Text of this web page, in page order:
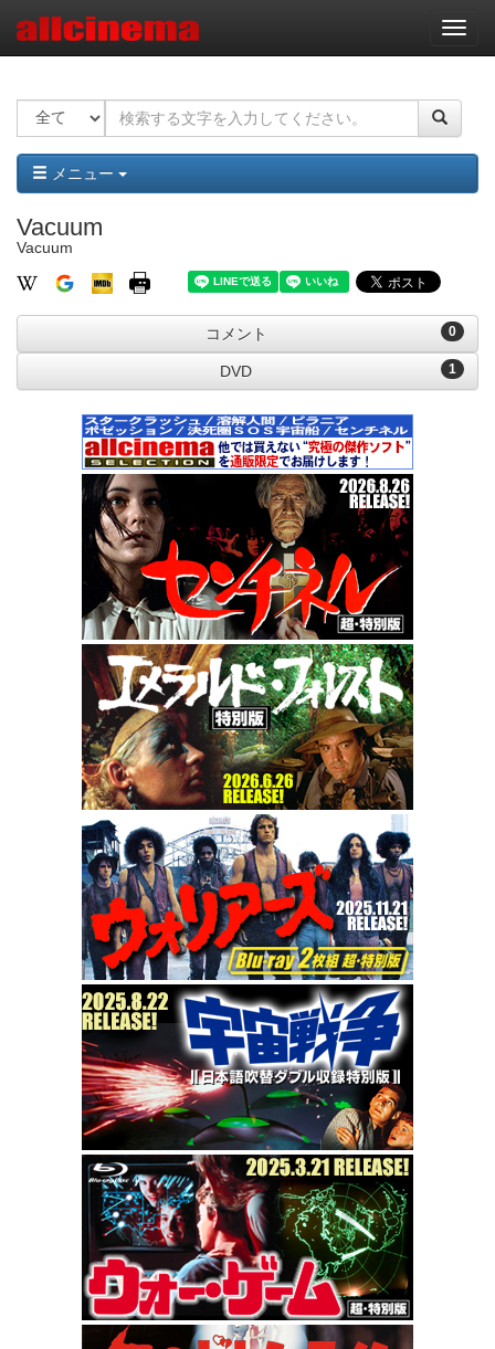
ナ
ビ
ー
ョ
ン
メニュー
Vacuum
Vacuum
0
コメント
1
DVD